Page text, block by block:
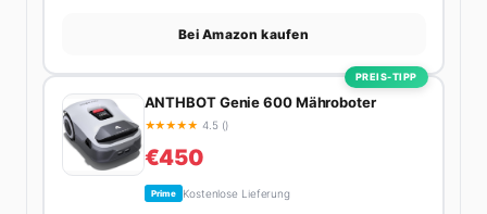
Bei Amazon kaufen
PREIS-TIPP
ANTHBOT Genie 600 Mähroboter
★★★★★ 4.5 ()
€450
Prime Kostenlose Lieferung